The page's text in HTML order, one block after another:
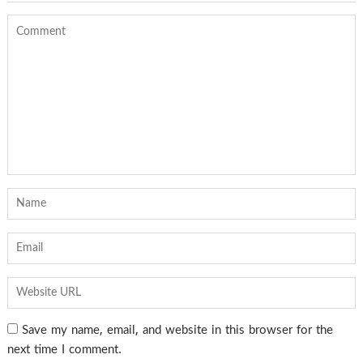
Save my name, email, and website in this browser for the
next time I comment.